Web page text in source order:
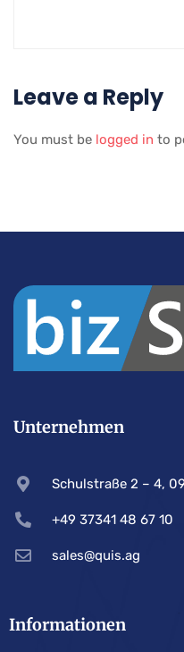
Leave a Reply
You must be logged in to
Unternehmen
Schulstraße 2 – 4,
+49 37341 48 67 10
sales@quis.ag
Informationen